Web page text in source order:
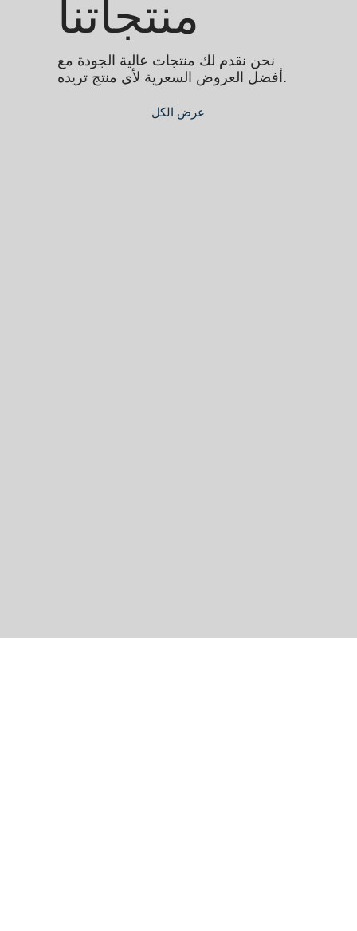
منتجاتنا
نحن نقدم لك منتجات عالية الجودة مع
أفضل العروض السعرية لأي منتج تريده.
عرض الكل